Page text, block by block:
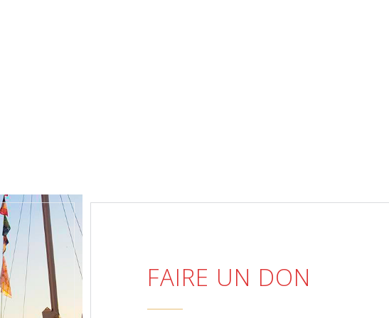
FAIRE UN DON